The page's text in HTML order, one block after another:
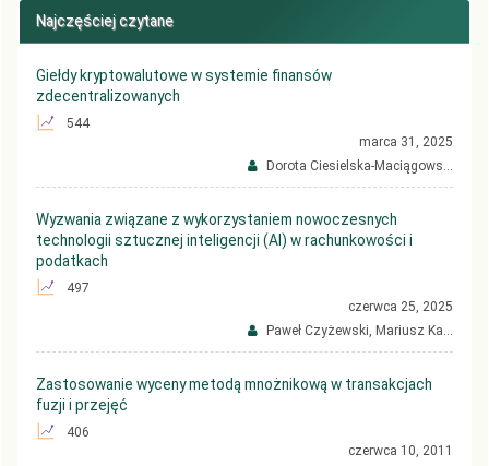
Najczęściej czytane
Giełdy kryptowalutowe w systemie finansów
zdecentralizowanych
544
marca 31, 2025
Dorota Ciesielska-Maciągows...
Wyzwania związane z wykorzystaniem nowoczesnych
technologii sztucznej inteligencji (AI) w rachunkowości i
podatkach
497
czerwca 25, 2025
Paweł Czyżewski, Mariusz Ka...
Zastosowanie wyceny metodą mnożnikową w transakcjach
fuzji i przejęć
406
czerwca 10, 2011